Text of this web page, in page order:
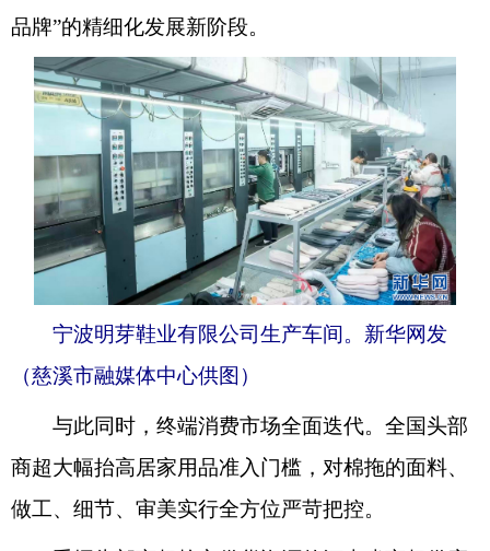
品牌”的精细化发展新阶段。
宁波明芽鞋业有限公司生产车间。新华网发
（慈溪市融媒体中心供图）
与此同时，终端消费市场全面迭代。全国头部
商超大幅抬高居家用品准入门槛，对棉拖的面料、
做工、细节、审美实行全方位严苛把控。